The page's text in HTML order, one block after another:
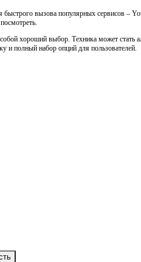
вызова популярных сервисов –
хороший выбор. Техника может стать
и полный набор опций для пользователей.